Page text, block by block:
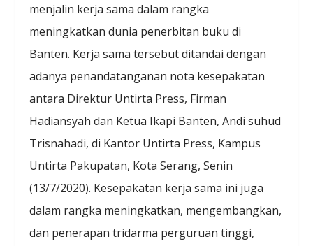
menjalin kerja sama dalam rangka
meningkatkan dunia penerbitan buku di
Banten. Kerja sama tersebut ditandai dengan
adanya penandatanganan nota kesepakatan
antara Direktur Untirta Press, Firman
Hadiansyah dan Ketua Ikapi Banten, Andi suhud
Trisnahadi, di Kantor Untirta Press, Kampus
Untirta Pakupatan, Kota Serang, Senin
(13/7/2020). Kesepakatan kerja sama ini juga
dalam rangka meningkatkan, mengembangkan,
dan penerapan tridarma perguruan tinggi,